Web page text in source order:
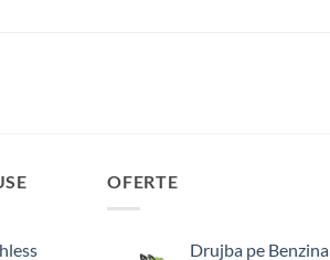
OFERTE
Drujba pe Benzina